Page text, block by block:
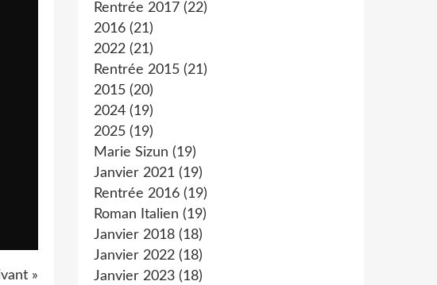
»
Rentrée 2017 (22)
2016 (21)
2022 (21)
Rentrée 2015 (21)
2015 (20)
2024 (19)
2025 (19)
Marie Sizun (19)
Janvier 2021 (19)
Rentrée 2016 (19)
Roman Italien (19)
Janvier 2018 (18)
Janvier 2022 (18)
Janvier 2023 (18)